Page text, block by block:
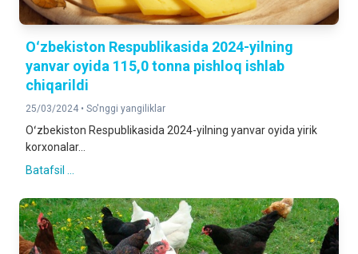
Oʻzbekiston Respublikasida 2024-yilning
yanvar oyida 115,0 tonna pishloq ishlab
chiqarildi
25/03/2024 • So'nggi yangiliklar
Oʻzbekiston Respublikasida 2024-yilning yanvar oyida yirik
korxonalar...
Batafsil ...